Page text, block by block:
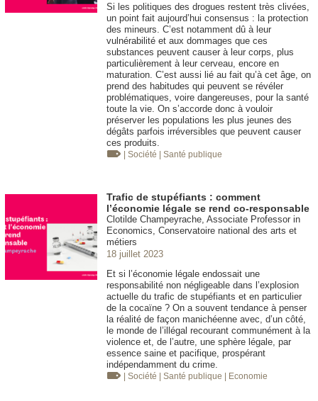
Si les politiques des drogues restent très clivées,
un point fait aujourd’hui consensus : la protection
des mineurs. C’est notamment dû à leur
vulnérabilité et aux dommages que ces
substances peuvent causer à leur corps, plus
particulièrement à leur cerveau, encore en
maturation. C’est aussi lié au fait qu’à cet âge, on
prend des habitudes qui peuvent se révéler
problématiques, voire dangereuses, pour la santé
toute la vie. On s’accorde donc à vouloir
préserver les populations les plus jeunes des
dégâts parfois irréversibles que peuvent causer
ces produits.
| Société | Santé publique
Trafic de stupéfiants : comment
l’économie légale se rend co-responsable
Clotilde Champeyrache, Associate Professor in
Economics, Conservatoire national des arts et
métiers
18 juillet 2023
Et si l’économie légale endossait une
responsabilité non négligeable dans l’explosion
actuelle du trafic de stupéfiants et en particulier
de la cocaïne ? On a souvent tendance à penser
la réalité de façon manichéenne avec, d’un côté,
le monde de l’illégal recourant communément à la
violence et, de l’autre, une sphère légale, par
essence saine et pacifique, prospérant
indépendamment du crime.
| Société | Santé publique | Economie